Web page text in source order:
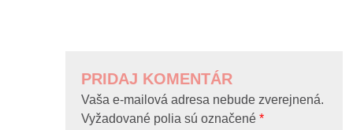
PRIDAJ KOMENTÁR
Vaša e-mailová adresa nebude zverejnená.
Vyžadované polia sú označené*